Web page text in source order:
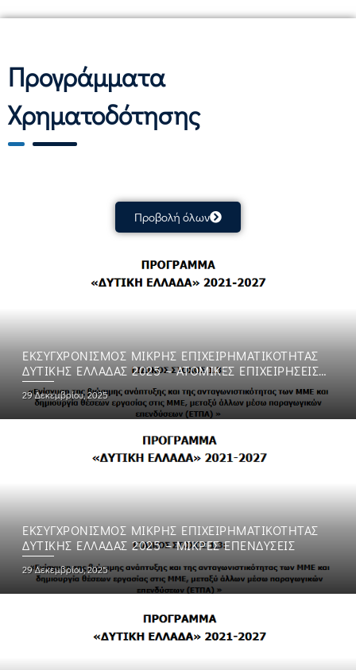
Προγράμματα
Χρηματοδότησης
Προβολή όλων
ΕΚΣΥΓΧΡΟΝΙΣΜΟΣ ΜΙΚΡΗΣ ΕΠΙΧΕΙΡΗΜΑΤΙΚΟΤΗΤΑΣ
ΔΥΤΙΚΗΣ ΕΛΛΑΔΑΣ 2025 – ΑΤΟΜΙΚΕΣ ΕΠΙΧΕΙΡΗΣΕΙΣ
ΕΠΙΣΤΗΜΟΝΩΝ
29 Δεκεμβρίου, 2025
ΕΚΣΥΓΧΡΟΝΙΣΜΟΣ ΜΙΚΡΗΣ ΕΠΙΧΕΙΡΗΜΑΤΙΚΟΤΗΤΑΣ
ΔΥΤΙΚΗΣ ΕΛΛΑΔΑΣ 2025 – ΜΙΚΡΕΣ ΕΠΕΝΔΥΣΕΙΣ
29 Δεκεμβρίου, 2025